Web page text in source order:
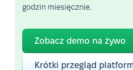
godzin miesięcznie.
Zobacz demo na żywo
Krótki przegląd